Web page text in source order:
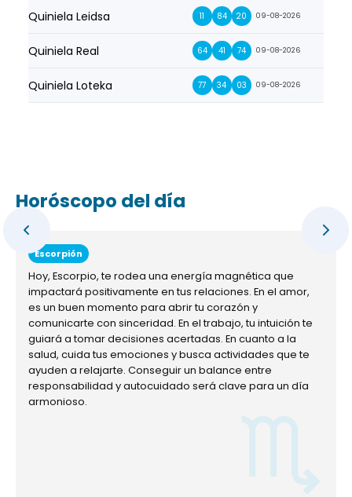
Quiniela Leidsa 11 84 20 09-08-2026
Quiniela Real 64 41 74 09-08-2026
Quiniela Loteka 77 34 03 09-08-2026
Horóscopo del día
Escorpión
Hoy, Escorpio, te rodea una energía magnética que
impactará positivamente en tus relaciones. En el amor,
es un buen momento para abrir tu corazón y
comunicarte con sinceridad. En el trabajo, tu intuición te
guiará a tomar decisiones acertadas. En cuanto a la
salud, cuida tus emociones y busca actividades que te
ayuden a relajarte. Conseguir un balance entre
responsabilidad y autocuidado será clave para un día
armonioso.